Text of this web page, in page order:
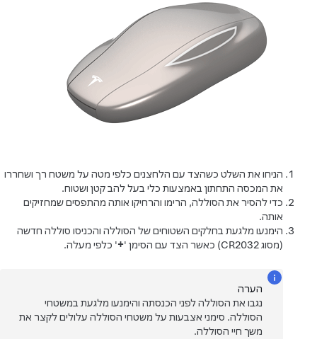
הניחו את השלט כשהצד עם הלחצנים כלפי מטה על משטח רך ושחררו
את המכסה התחתון באמצעות כלי בעל להב קטן ושטוח.
כדי להסיר את הסוללה, הרימו והרחיקו אותה מהתפסים שמחזיקים
אותה.
הימנעו מלגעת בחלקים השטוחים של הסוללה והכניסו סוללה חדשה
(מסוג CR2032) כאשר הצד עם הסימן '
+' כלפי מעלה.
הערה
נגבו את הסוללה לפני הכנסתה והימנעו מלגעת במשטחי
הסוללה. סימני אצבעות על משטחי הסוללה עלולים לקצר את
משך חיי הסוללה.